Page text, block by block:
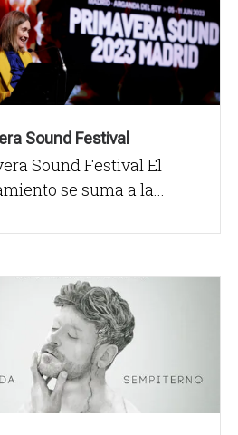
Sound Festival
Sound Festival El
se suma a la...